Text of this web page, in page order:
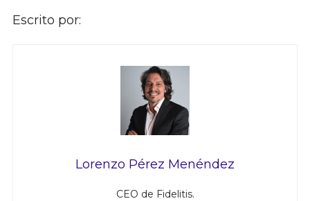
Escrito por:
Lorenzo Pérez Menéndez
CEO de Fidelitis.